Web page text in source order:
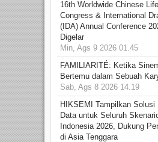
16th Worldwide Chinese
Congress & International
(IDA) Annual Conference
Digelar
Min, Ags 9 2026 01.45
FAMILIARITÉ: Ketika
Bertemu dalam Sebuah
Sab, Ags 8 2026 14.19
HIKSEMI Tampilkan Solusi
Data untuk Seluruh
Indonesia 2026, Dukung
di Asia Tenggara